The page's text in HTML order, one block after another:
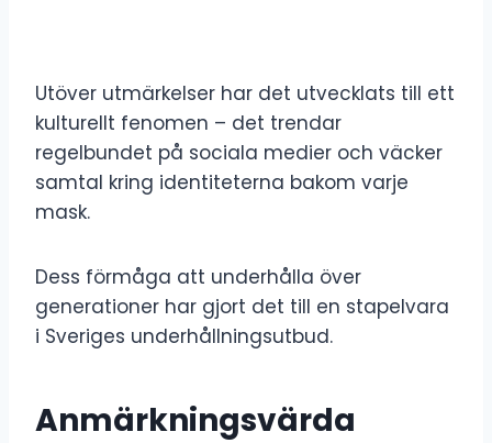
Utöver utmärkelser har det utvecklats till ett
kulturellt fenomen – det trendar
regelbundet på sociala medier och väcker
samtal kring identiteterna bakom varje
mask.
Dess förmåga att underhålla över
generationer har gjort det till en stapelvara
i Sveriges underhållningsutbud.
Anmärkningsvärda